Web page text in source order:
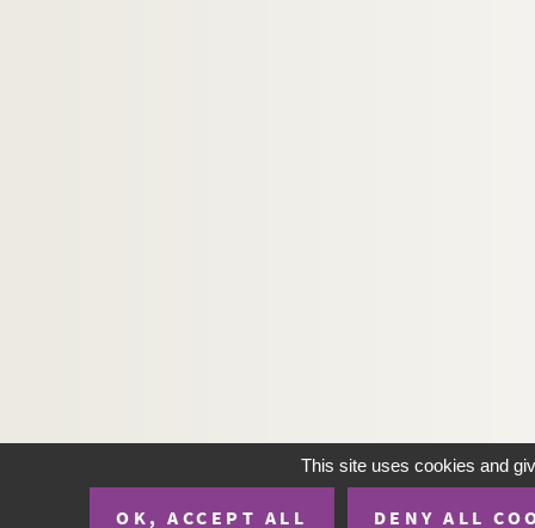
This site uses cookies and
OK, ACCEPT ALL DENY ALL